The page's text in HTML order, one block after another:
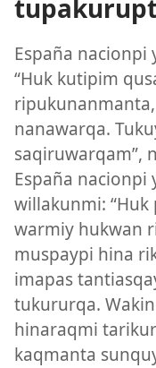
España nacionpi
“Huk kutipim
nanawarqa.
saqiruwarqam”,
España nacionpi
willakunmi:
warmiy hukwan
muspaypi hina
imapas
tukururqa.
hinaraqmi
kaqmanta